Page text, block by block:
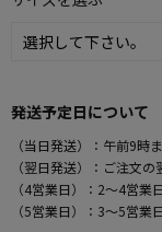
発送予定日について
（当日発送）：午前9時
（翌日発送）：ご注文
（4営業日）：2～4営業
（5営業日）：3～5営業